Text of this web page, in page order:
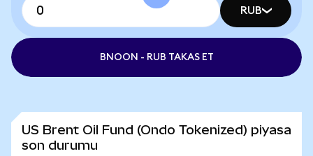
RUB
BNOON - RUB TAKAS ET
US Brent Oil Fund (Ondo Tokenized) piyasa
son durumu